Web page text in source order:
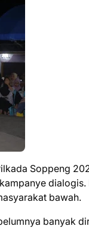
Soppeng
dialogis.
bawah.
banyak